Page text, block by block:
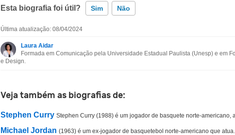
Esta biografia foi útil? Sim Não
Esta biografia não tem a informação que procuro
Última atualização: 08/04/2024
Laura Aidar
Formada em Comunicação pela Universidade Estadual Paulista (Unesp) e em
e Design.
Veja também as biografias de:
Stephen Curry Stephen Curry (1988) é um jogador de basquete norte-americano,
Michael Jordan (1963) é um ex-jogador de basquetebol norte-americano que atua...